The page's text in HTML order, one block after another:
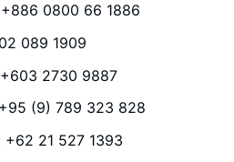
0800 66 1886
089 1909
2730 9887
(9) 789 323 828
+62 21 527 1393